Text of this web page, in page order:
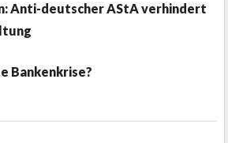
Anti-deutscher AStA verhindert
Bankenkrise?